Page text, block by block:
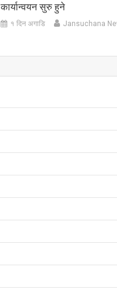
कार्यान्वयन सुरु हुने
१ दिन अगाडि Jansuchana